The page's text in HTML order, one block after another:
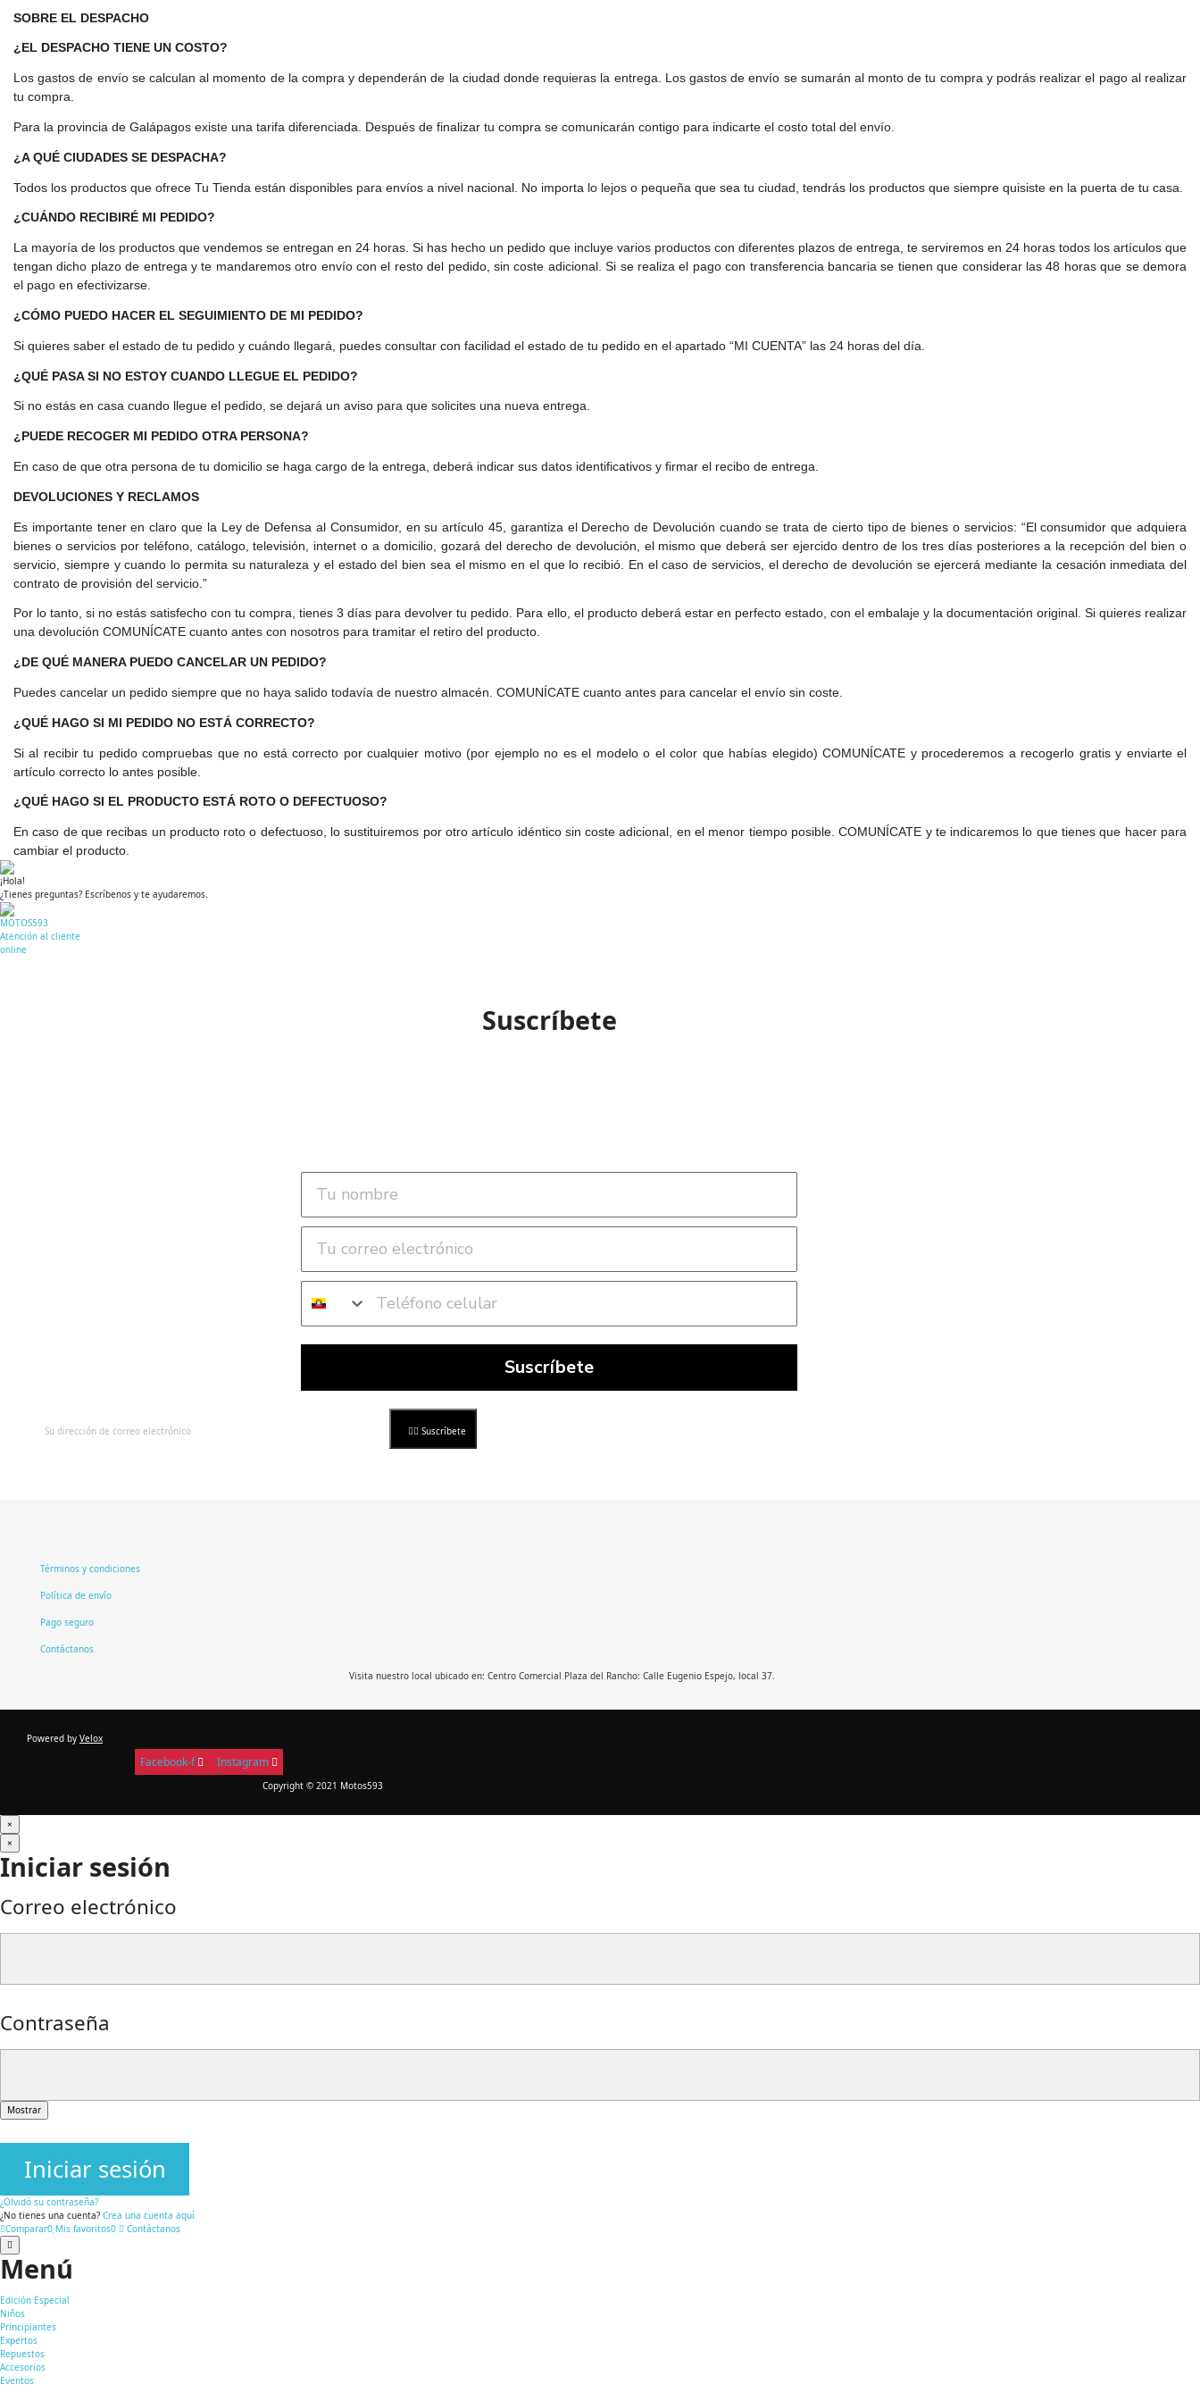
SOBRE EL DESPACHO
¿EL DESPACHO TIENE UN COSTO?
Los gastos de envío se calculan al momento de la compra y dependerán de la ciudad donde requieras la entrega. Los gastos de envío se sumarán al monto de tu compra y podrás realizar el pago al realizar
tu compra.
Para la provincia de Galápagos existe una tarifa diferenciada. Después de finalizar tu compra se comunicarán contigo para indicarte el costo total del envío.
¿A QUÉ CIUDADES SE DESPACHA?
Todos los productos que ofrece Tu Tienda están disponibles para envíos a nivel nacional. No importa lo lejos o pequeña que sea tu ciudad, tendrás los productos que siempre quisiste en la puerta de tu casa.
¿CUÁNDO RECIBIRÉ MI PEDIDO?
La mayoría de los productos que vendemos se entregan en 24 horas. Si has hecho un pedido que incluye varios productos con diferentes plazos de entrega, te serviremos en 24 horas todos los artículos que
tengan dicho plazo de entrega y te mandaremos otro envío con el resto del pedido, sin coste adicional. Si se realiza el pago con transferencia bancaria se tienen que considerar las 48 horas que se demora
el pago en efectivizarse.
¿CÓMO PUEDO HACER EL SEGUIMIENTO DE MI PEDIDO?
Si quieres saber el estado de tu pedido y cuándo llegará, puedes consultar con facilidad el estado de tu pedido en el apartado “MI CUENTA” las 24 horas del día.
¿QUÉ PASA SI NO ESTOY CUANDO LLEGUE EL PEDIDO?
Si no estás en casa cuando llegue el pedido, se dejará un aviso para que solicites una nueva entrega.
¿PUEDE RECOGER MI PEDIDO OTRA PERSONA?
En caso de que otra persona de tu domicilio se haga cargo de la entrega, deberá indicar sus datos identificativos y firmar el recibo de entrega.
DEVOLUCIONES Y RECLAMOS
Es importante tener en claro que la Ley de Defensa al Consumidor, en su artículo 45, garantiza el Derecho de Devolución cuando se trata de cierto tipo de bienes o servicios: “El consumidor que adquiera
bienes o servicios por teléfono, catálogo, televisión, internet o a domicilio, gozará del derecho de devolución, el mismo que deberá ser ejercido dentro de los tres días posteriores a la recepción del bien o
servicio, siempre y cuando lo permita su naturaleza y el estado del bien sea el mismo en el que lo recibió. En el caso de servicios, el derecho de devolución se ejercerá mediante la cesación inmediata del
contrato de provisión del servicio.”
Por lo tanto, si no estás satisfecho con tu compra, tienes 3 días para devolver tu pedido. Para ello, el producto deberá estar en perfecto estado, con el embalaje y la documentación original. Si quieres realizar
una devolución COMUNÍCATE cuanto antes con nosotros para tramitar el retiro del producto.
¿DE QUÉ MANERA PUEDO CANCELAR UN PEDIDO?
Puedes cancelar un pedido siempre que no haya salido todavía de nuestro almacén. COMUNÍCATE cuanto antes para cancelar el envío sin coste.
¿QUÉ HAGO SI MI PEDIDO NO ESTÁ CORRECTO?
Si al recibir tu pedido compruebas que no está correcto por cualquier motivo (por ejemplo no es el modelo o el color que habías elegido) COMUNÍCATE y procederemos a recogerlo gratis y enviarte el
artículo correcto lo antes posible.
¿QUÉ HAGO SI EL PRODUCTO ESTÁ ROTO O DEFECTUOSO?
En caso de que recibas un producto roto o defectuoso, lo sustituiremos por otro artículo idéntico sin coste adicional, en el menor tiempo posible. COMUNÍCATE y te indicaremos lo que tienes que hacer para
cambiar el producto.
¡Hola!
¿Tienes preguntas? Escríbenos y te ayudaremos.
MOTOS593
Atención al cliente
online
Suscríbete
Suscríbete
Suscríbete
Términos y condiciones
Política de envío
Pago seguro
Contáctanos
Visita nuestro local ubicado en: Centro Comercial Plaza del Rancho: Calle Eugenio Espejo, local 37.
Powered by Velox
Facebook-f Instagram
Copyright © 2021 Motos593
×
×
Iniciar sesión
Correo electrónico
Contraseña
Mostrar
Iniciar sesión
¿Olvidó su contraseña?
¿No tienes una cuenta? Crea una cuenta aquí
Comparar0 Mis favoritos0 Contáctanos
Menú
Edición Especial
Niños
Principiantes
Expertos
Repuestos
Accesorios
Eventos